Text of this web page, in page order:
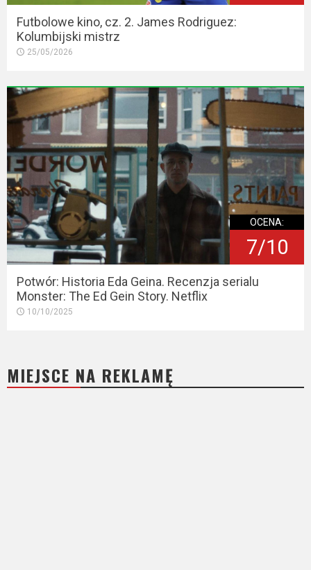
Futbolowe kino, cz. 2. James Rodriguez:
Kolumbijski mistrz
25/05/2026
OCENA:
7/10
Potwór: Historia Eda Geina. Recenzja serialu
Monster: The Ed Gein Story. Netflix
10/10/2025
MIEJSCE NA REKLAMĘ